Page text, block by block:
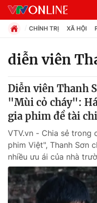
Chuyên mục
Chính trị
Pháp luật
Y tế
CHÍNH TRỊ XÃ HỘI
diễn viên
Diễn viên Thanh
"Mùi cỏ cháy":
gia phim đề tài
VTV.vn - Chia sẻ trong
phim Việt", Thanh Sơn
nhiều ưu ái của nhà